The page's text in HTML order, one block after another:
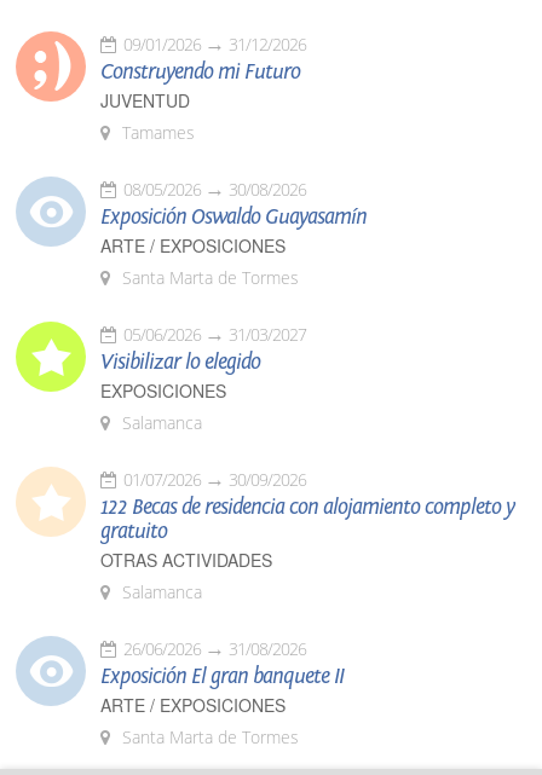
09/01/2026 31/12/2026
Construyendo mi Futuro
JUVENTUD
Tamames
08/05/2026 30/08/2026
Exposición Oswaldo Guayasamín
ARTE / EXPOSICIONES
Santa Marta de Tormes
05/06/2026 31/03/2027
Visibilizar lo elegido
EXPOSICIONES
Salamanca
01/07/2026 30/09/2026
122 Becas de residencia con alojamiento completo y
gratuito
OTRAS ACTIVIDADES
Salamanca
26/06/2026 31/08/2026
Exposición El gran banquete II
ARTE / EXPOSICIONES
Santa Marta de Tormes